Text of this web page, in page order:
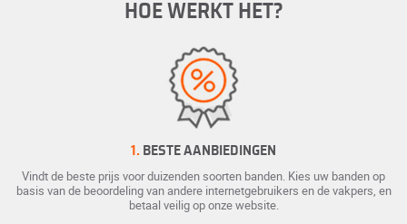
HOE WERKT HET?
1. BESTE AANBIEDINGEN
Vindt de beste prijs voor duizenden soorten banden. Kies uw banden op
basis van de beoordeling van andere internetgebruikers en de vakpers, en
betaal veilig op onze website.